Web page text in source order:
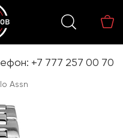
+7 777 257 00 70
Assn